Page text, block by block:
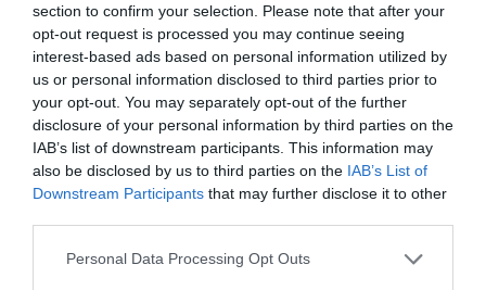
section to confirm your selection. Please note that after your
opt-out request is processed you may continue seeing
interest-based ads based on personal information utilized by
us or personal information disclosed to third parties prior to
your opt-out. You may separately opt-out of the further
disclosure of your personal information by third parties on the
IAB’s list of downstream participants. This information may
also be disclosed by us to third parties on the IAB’s List of
Downstream Participants that may further disclose it to other
Personal Data Processing Opt Outs